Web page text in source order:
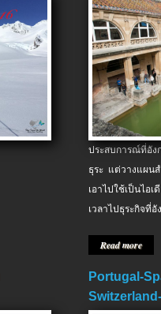
ประสบการณ์ที่อัง
ธุระ แต่วางแผน
เอาไปใช้เป็นไอ
เวลาไปธุระกิจที่อั
Read more
Portugal-